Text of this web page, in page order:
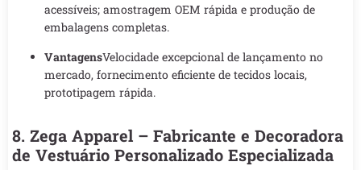
acessíveis; amostragem OEM rápida e produção de
embalagens completas.
VantagensVelocidade excepcional de lançamento no
mercado, fornecimento eficiente de tecidos locais,
prototipagem rápida.
8. Zega Apparel – Fabricante e Decoradora
de Vestuário Personalizado Especializada